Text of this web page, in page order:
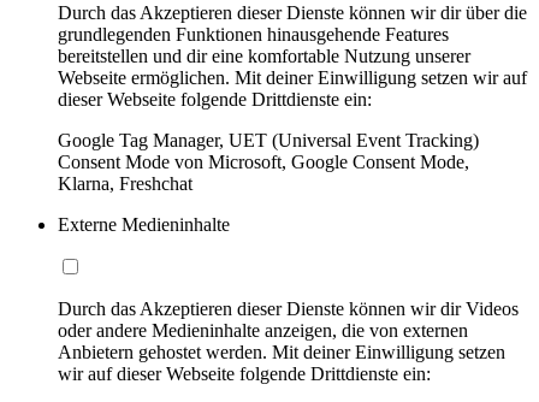
Durch das Akzeptieren dieser Dienste können wir dir über die
grundlegenden Funktionen hinausgehende Features
bereitstellen und dir eine komfortable Nutzung unserer
Webseite ermöglichen. Mit deiner Einwilligung setzen wir auf
dieser Webseite folgende Drittdienste ein:
Google Tag Manager, UET (Universal Event Tracking)
Consent Mode von Microsoft, Google Consent Mode,
Klarna, Freshchat
Externe Medieninhalte
Durch das Akzeptieren dieser Dienste können wir dir Videos
oder andere Medieninhalte anzeigen, die von externen
Anbietern gehostet werden. Mit deiner Einwilligung setzen
wir auf dieser Webseite folgende Drittdienste ein: